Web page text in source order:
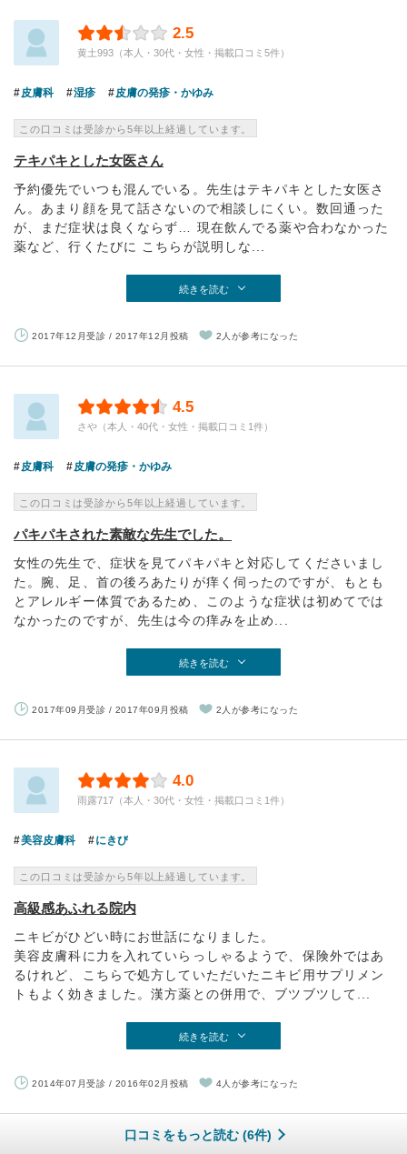
2.5
黄土993（本人・30代・女性・掲載口コミ5件）
皮膚科 湿疹 皮膚の発疹・かゆみ
この口コミは受診から5年以上経過しています。
テキパキとした女医さん
予約優先でいつも混んでいる。先生はテキパキとした女医さ
ん。あまり顔を見て話さないので相談しにくい。数回通った
が、まだ症状は良くならず… 現在飲んでる薬や合わなかった
薬など、行くたびに こちらが説明しな...
続きを読む
2017年12月受診 / 2017年12月投稿 2人が参考になった
4.5
さや（本人・40代・女性・掲載口コミ1件）
皮膚科 皮膚の発疹・かゆみ
この口コミは受診から5年以上経過しています。
パキパキされた素敵な先生でした。
女性の先生で、症状を見てパキパキと対応してくださいまし
た。腕、足、首の後ろあたりが痒く伺ったのですが、もとも
とアレルギー体質であるため、このような症状は初めてでは
なかったのですが、先生は今の痒みを止め...
続きを読む
2017年09月受診 / 2017年09月投稿 2人が参考になった
4.0
雨露717（本人・30代・女性・掲載口コミ1件）
美容皮膚科 にきび
この口コミは受診から5年以上経過しています。
高級感あふれる院内
ニキビがひどい時にお世話になりました。
美容皮膚科に力を入れていらっしゃるようで、保険外ではあ
るけれど、こちらで処方していただいたニキビ用サプリメン
トもよく効きました。漢方薬との併用で、ブツブツして...
続きを読む
2014年07月受診 / 2016年02月投稿 4人が参考になった
口コミをもっと読む (6件)